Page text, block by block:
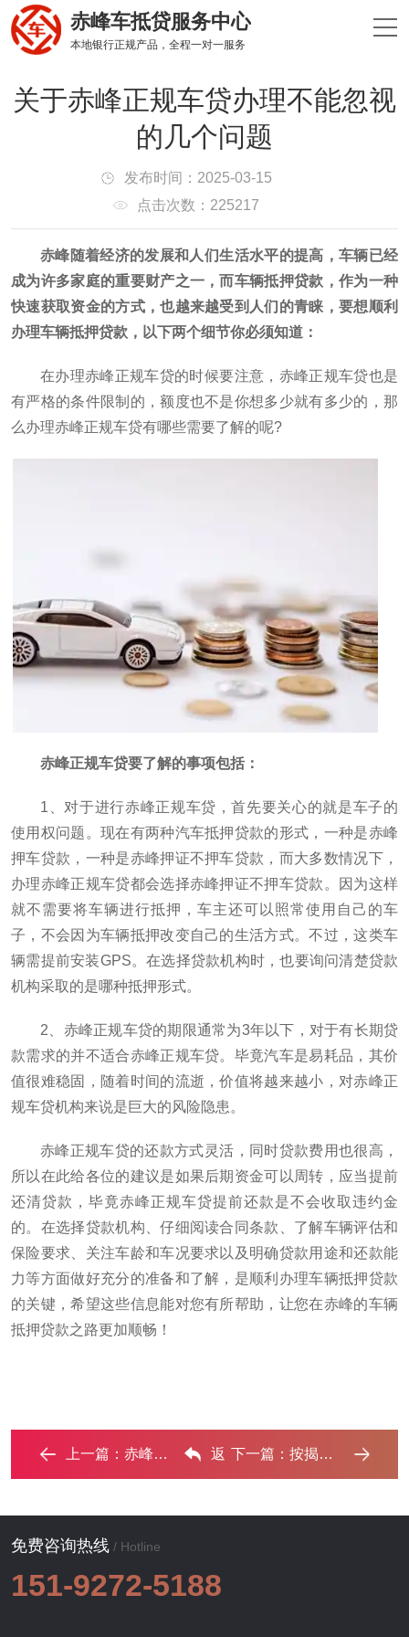
赤峰车抵贷服务中心
本地银行正规产品，全程一对一服务
关于赤峰正规车贷办理不能忽视
的几个问题
发布时间：2025-03-15
点击次数：225217
赤峰随着经济的发展和人们生活水平的提高，车辆已经
成为许多家庭的重要财产之一，而车辆抵押贷款，作为一种
快速获取资金的方式，也越来越受到人们的青睐，要想顺利
办理车辆抵押贷款，以下两个细节你必须知道：
在办理赤峰正规车贷的时候要注意，赤峰正规车贷也是
有严格的条件限制的，额度也不是你想多少就有多少的，那
么办理赤峰正规车贷有哪些需要了解的呢?
赤峰正规车贷要了解的事项包括：
1、对于进行赤峰正规车贷，首先要关心的就是车子的
使用权问题。现在有两种汽车抵押贷款的形式，一种是赤峰
押车贷款，一种是赤峰押证不押车贷款，而大多数情况下，
办理赤峰正规车贷都会选择赤峰押证不押车贷款。因为这样
就不需要将车辆进行抵押，车主还可以照常使用自己的车
子，不会因为车辆抵押改变自己的生活方式。不过，这类车
辆需提前安装GPS。在选择贷款机构时，也要询问清楚贷款
机构采取的是哪种抵押形式。
2、赤峰正规车贷的期限通常为3年以下，对于有长期贷
款需求的并不适合赤峰正规车贷。毕竟汽车是易耗品，其价
值很难稳固，随着时间的流逝，价值将越来越小，对赤峰正
规车贷机构来说是巨大的风险隐患。
赤峰正规车贷的还款方式灵活，同时贷款费用也很高，
所以在此给各位的建议是如果后期资金可以周转，应当提前
还清贷款，毕竟赤峰正规车贷提前还款是不会收取违约金
的。在选择贷款机构、仔细阅读合同条款、了解车辆评估和
保险要求、关注车龄和车况要求以及明确贷款用途和还款能
力等方面做好充分的准备和了解，是顺利办理车辆抵押贷款
的关键，希望这些信息能对您有所帮助，让您在赤峰的车辆
抵押贷款之路更加顺畅！
上一篇： 赤峰车抵贷的三种常见还款方式‌ 返 下一篇：按揭车能办理赤峰不押车贷款吗?‌
免费咨询热线 / Hotline
151-9272-5188